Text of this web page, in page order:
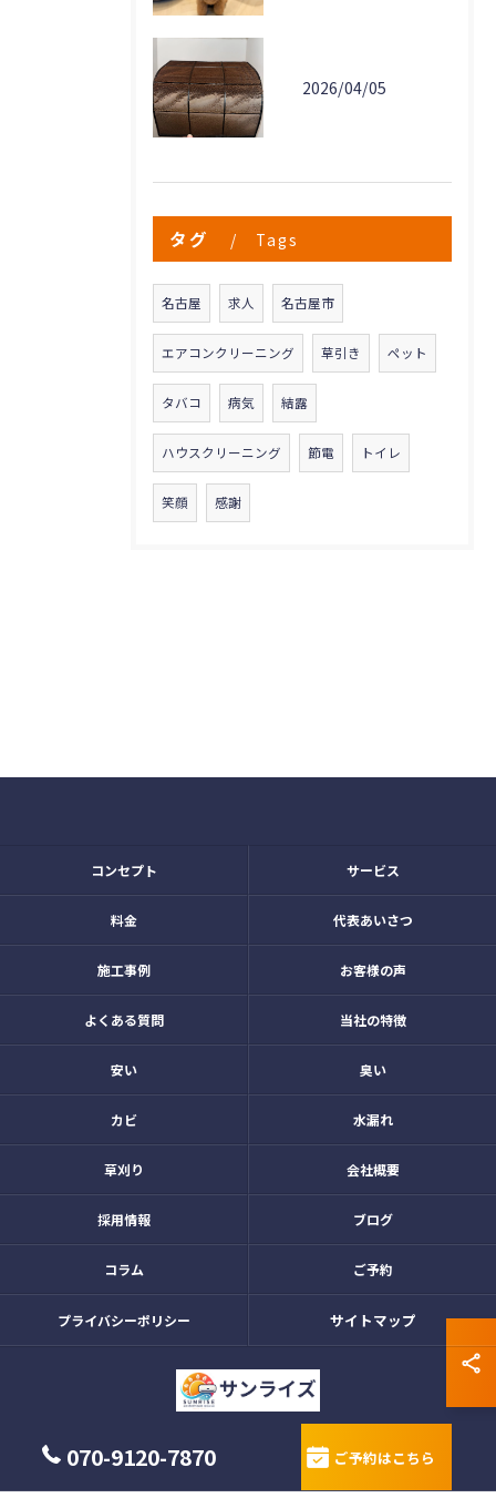
2026/04/05
タグ Tags
名古屋 求人 名古屋市
エアコンクリーニング 草引き ペット
タバコ 病気 結露
ハウスクリーニング 節電 トイレ
笑顔 感謝
070-9120-7870 ご予約はこちら
コンセプト サービス
料金 代表あいさつ
施工事例 お客様の声
よくある質問 当社の特徴
安い 臭い
カビ 水漏れ
草刈り 会社概要
採用情報 ブログ
コラム ご予約
プライバシーポリシー サイトマップ
© 2026 愛知県名古屋市のエアコンクリーニングならサンライズ ALL RIGHTS
RESERVED.